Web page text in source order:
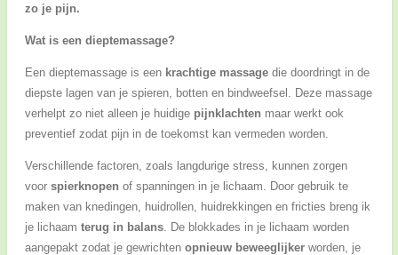
zo je pijn.
Wat is een dieptemassage?
Een dieptemassage is een krachtige massagedie doordringt in de
diepste lagen van je spieren, botten en bindweefsel. Deze massage
verhelpt zo niet alleen je huidige pijnklachten maar werkt ook
preventief zodat pijn in de toekomst kan vermeden worden.
Verschillende factoren, zoals langdurige stress, kunnen zorgen
voor spierknopen of spanningen in je lichaam. Door gebruik te
maken van knedingen, huidrollen, huidrekkingen en fricties breng ik
je lichaam terug in balans. De blokkades in je lichaam worden
aangepakt zodat je gewrichten opnieuw beweeglijker worden, je